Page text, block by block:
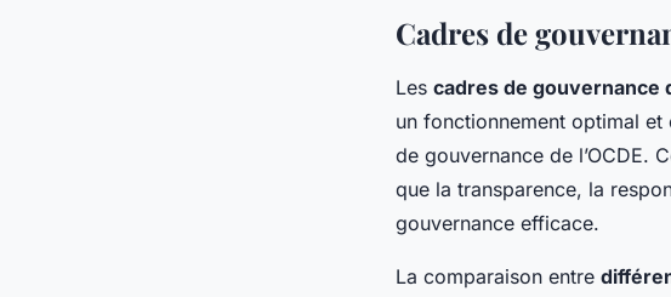
Cadres de
Les cadres de gouvernance
un fonctionnement optimal et
de gouvernance de l’OCDE.
que la transparence, la
gouvernance efficace.
La comparaison entre